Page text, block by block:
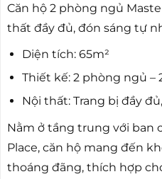
Căn hộ 2 phòng ngủ
thất đầy đủ, đón sáng tự
Diện tích: 65m²
Thiết kế: 2 phòng ngủ –
Nội thất: Trang bị đầy
Nằm ở tầng trung với ban
Place, căn hộ mang đến
thoáng đãng, thích hợp